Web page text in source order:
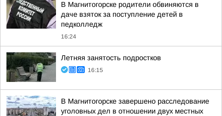
В Магнитогорске родители обвиняются в
даче взяток за поступление детей в
педколледж
16:24
Летняя занятость подростков
16:15
В Магнитогорске завершено расследование
уголовных дел в отношении двух местных